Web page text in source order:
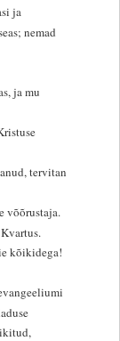
ja
nemad
ja mu
tervitan
võõrustaja.
kõikidega!